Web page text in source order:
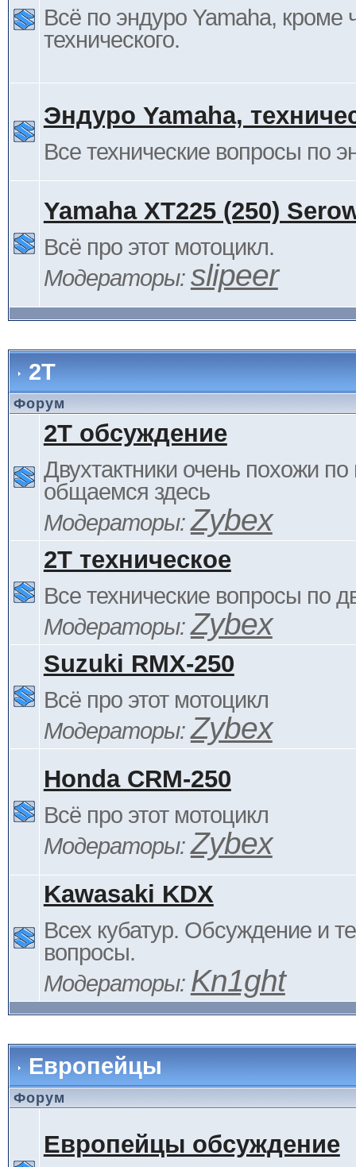
Всё по эндуро Yamaha, кроме
технического.
Эндуро Yamaha,
Все технические вопросы по
Yamaha XT225 (250)
Всё про этот мотоцикл.
Модераторы: slipeer
2Т
Форум
2Т обсуждение
Двухтактники очень похожи по
общаемся здесь
Модераторы:Zybex
2Т техническое
Все технические вопросы по
Модераторы:Zybex
Suzuki RMX-250
Всё про этот мотоцикл
Модераторы:Zybex
Honda CRM-250
Всё про этот мотоцикл
Модераторы:Zybex
Kawasaki KDX
Всех кубатур. Обсуждение и
вопросы.
Модераторы: Kn1ght
Европейцы
Форум
Европейцы обсуждение